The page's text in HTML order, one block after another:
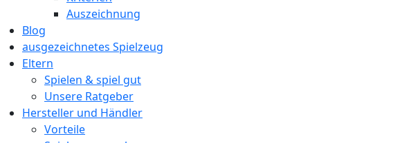
Auszeichnung
Blog
ausgezeichnetes Spielzeug
Eltern
Spielen & spiel gut
Unsere Ratgeber
Hersteller und Händler
Vorteile